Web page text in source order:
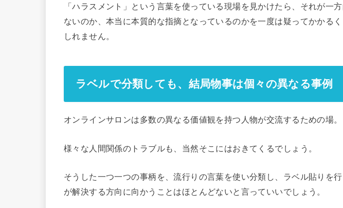
「ハラスメント」という言葉を使っている現場を見かけたら、それが一
ないのか、本当に本質的な指摘となっているのかを一度は疑ってかかる
しれません。
ラベルで分類しても、結局物事は個々の異なる事例
オンラインサロンは多数の異なる価値観を持つ人物が交流するための場。
様々な人間関係のトラブルも、当然そこにはおきてくるでしょう。
そうした一つ一つの事柄を、流行りの言葉を使い分類し、ラベル貼りを
が解決する方向に向かうことはほとんどないと言っていいでしょう。